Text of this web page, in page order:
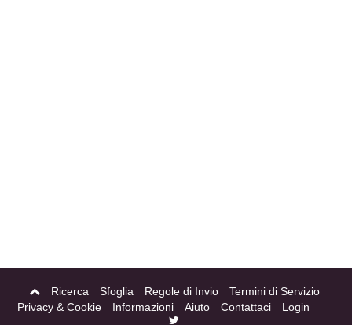
Ricerca Sfoglia Regole di Invio
Termini di Servizio
Privacy & Cookie
Informazioni Aiuto Contattaci Login